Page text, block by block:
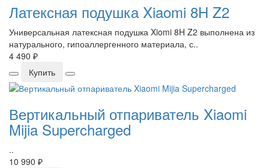
Латексная подушка Xiaomi 8H Z2
Универсальная латексная подушка Xiomi 8H Z2 выполнена из
натурального, гипоаллергенного материала, с..
4 490 ₽
Купить
Вертикальный отпариватель Xiaomi
Mijia Supercharged
..
10 990 ₽